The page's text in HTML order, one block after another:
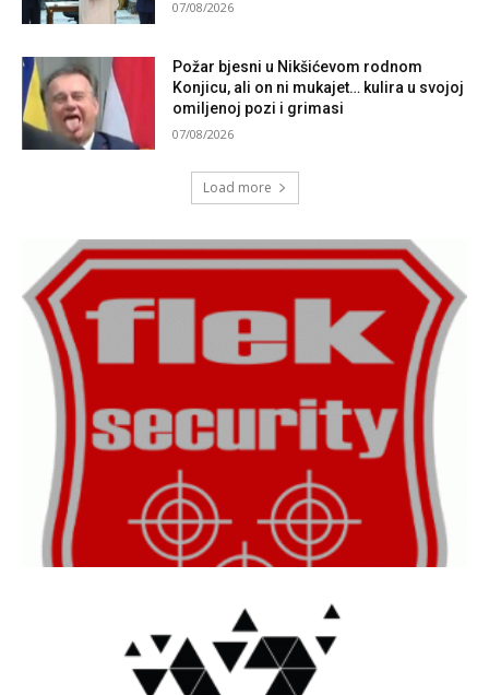
07/08/2026
Požar bjesni u Nikšićevom rodnom
Konjicu, ali on ni mukajet… kulira u svojoj
omiljenoj pozi i grimasi
07/08/2026
Load more